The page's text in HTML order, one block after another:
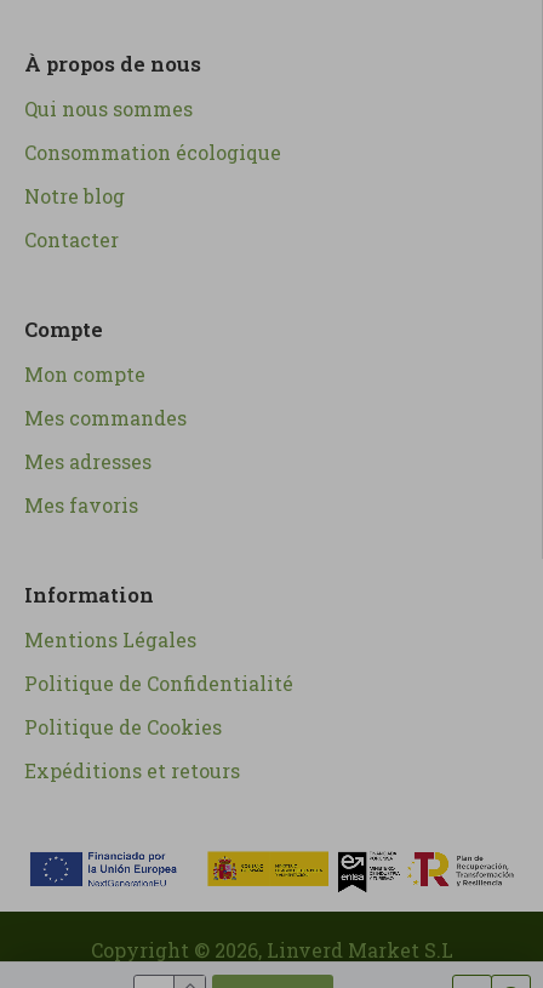
À propos de nous
Qui nous sommes
Consommation écologique
Notre blog
Contacter
Compte
Mon compte
Mes commandes
Mes adresses
Mes favoris
Information
Mentions Légales
Politique de Confidentialité
Politique de Cookies
Expéditions et retours
Copyright © 2026, Linverd Market S.L